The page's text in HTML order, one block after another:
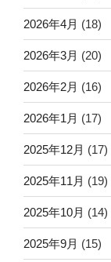
2026年4月 (18)
2026年3月 (20)
2026年2月 (16)
2026年1月 (17)
2025年12月 (17)
2025年11月 (19)
2025年10月 (14)
2025年9月 (15)